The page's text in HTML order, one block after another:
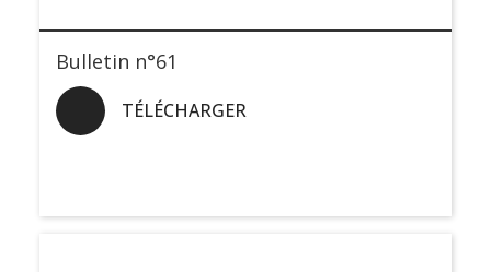
Bulletin n°61
TÉLÉCHARGER